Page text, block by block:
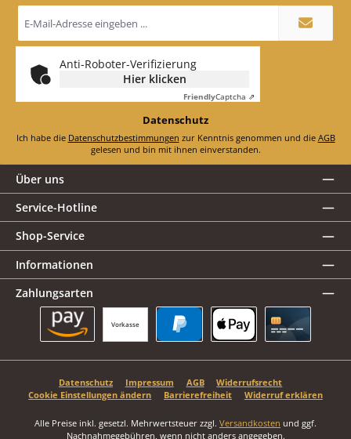
Mail-
Adresse
*
Anti-Roboter-Verifizierung
Hier klicken
FriendlyCaptcha ⇗
Datenschutz
Ich habe die Datenschutzbestimmungen zur Kenntnis genommen und die AGB
gelesen und bin mit ihnen einverstanden.
Über uns
Service-Hotline
Shop-Service
Informationen
Zahlungsarten
Vorkasse
Datenschutz Impressum AGB
Widerrufsrecht
Cookie Einstellungen ändern
Barrierefreiheit Widerruf erklären
Alle Preise inkl. gesetzl. Mehrwertsteuer zzgl. Versandkosten und ggf.
Nachnahmegebühren, wenn nicht anders angegeben.